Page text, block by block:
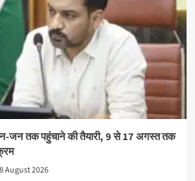
जन तक पहुंचाने की तैयारी, 9 से 17 अगस्त तक
8 August 2026